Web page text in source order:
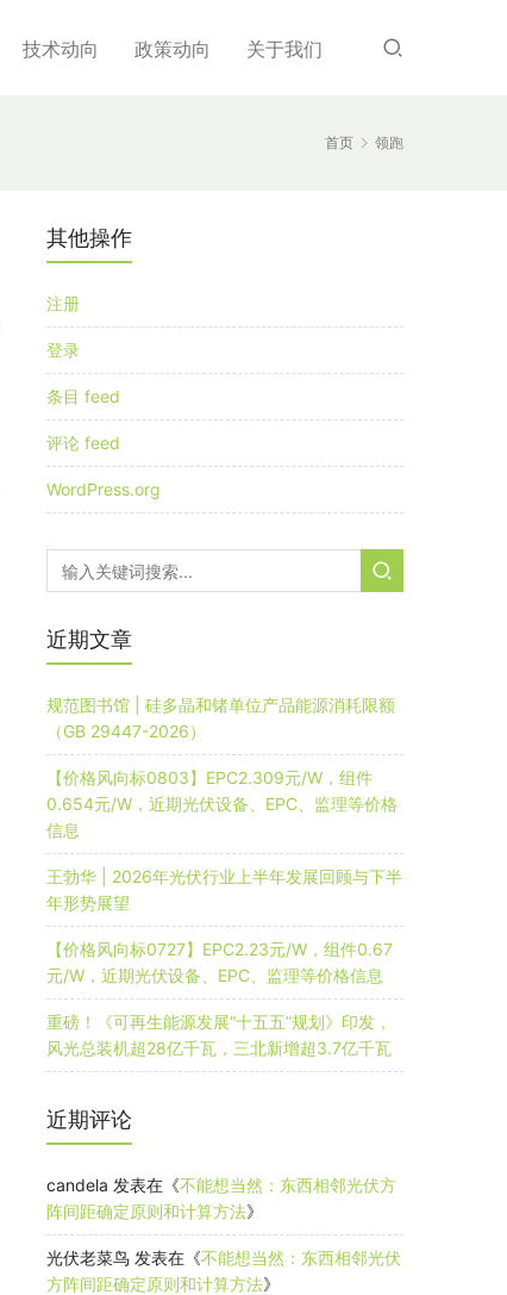
技术动向 政策动向 关于我们
首页 领跑
其他操作
注册
登录
条目 feed
评论 feed
WordPress.org
近期文章
规范图书馆 | 硅多晶和锗单位产品能源消耗限额
（GB 29447-2026）
【价格风向标0803】EPC2.309元/W，组件
0.654元/W，近期光伏设备、EPC、监理等价格
信息
王勃华 | 2026年光伏行业上半年发展回顾与下半
年形势展望
【价格风向标0727】EPC2.23元/W，组件0.67
元/W，近期光伏设备、EPC、监理等价格信息
重磅！《可再生能源发展“十五五”规划》印发，
风光总装机超28亿千瓦，三北新增超3.7亿千瓦
近期评论
candela 发表在《不能想当然：东西相邻光伏方
阵间距确定原则和计算方法》
光伏老菜鸟 发表在《不能想当然：东西相邻光伏
方阵间距确定原则和计算方法》